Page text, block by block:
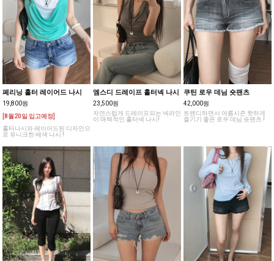
페리닝 홀터 레이어드 나시
홀터나시와 레이어드된 디자인으
엠스디 드레이프 홀터넥 나시
23,500원
자연스럽게 드레이프되는 넥라인
쿠틴 로우 데님 숏팬츠
42,000원
트렌디하면서 여름시즌 핫하게